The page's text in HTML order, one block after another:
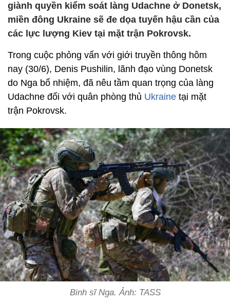
giành quyền kiểm soát làng Udachne ở Donetsk,
miền đông Ukraine sẽ đe dọa tuyến hậu cần của
các lực lượng Kiev tại mặt trận Pokrovsk.
Trong cuộc phỏng vấn với giới truyền thông hôm
nay (30/6), Denis Pushilin, lãnh đạo vùng Donetsk
do Nga bổ nhiệm, đã nêu tầm quan trọng của làng
Udachne đối với quân phòng thủ Ukraine tại mặt
trận Pokrovsk.
Binh sĩ Nga. Ảnh: TASS